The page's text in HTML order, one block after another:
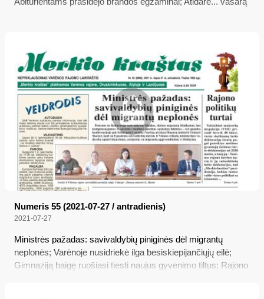
Numeris 55 (2021-07-27 / antradienis)
2021-07-27
Ministrės pažadas: savivaldybių piniginės dėl migrantų
neplonės; Varėnoje nusidriekė ilga besiskiepijančiųjų eilė;
Gimnaziją baigę ruošiasi tiesti naujus gyvenimo tiltus; Rajono